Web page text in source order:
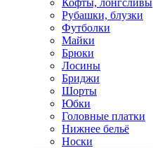
Кофты, лонгсливы
Рубашки, блузки
Футболки
Майки
Брюки
Лосины
Бриджи
Шорты
Юбки
Головные платки
Нижнее бельё
Носки